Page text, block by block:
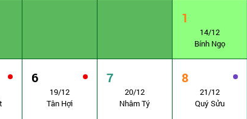
1
14/12
Bính Ngọ
6
19/12
Tân Hợi
7
20/12
Nhâm Tý
8
21/12
Quý Sửu